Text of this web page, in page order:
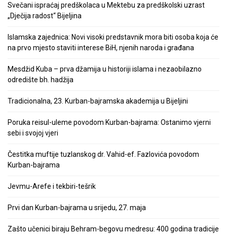
Svečani ispraćaj predškolaca u Mektebu za predškolski uzrast
„Dječija radost“ Bijeljina
Islamska zajednica: Novi visoki predstavnik mora biti osoba koja će
na prvo mjesto staviti interese BiH, njenih naroda i građana
Mesdžid Kuba – prva džamija u historiji islama i nezaobilazno
odredište bh. hadžija
Tradicionalna, 23. Kurban-bajramska akademija u Bijeljini
Poruka reisul-uleme povodom Kurban-bajrama: Ostanimo vjerni
sebi i svojoj vjeri
Čestitka muftije tuzlanskog dr. Vahid-ef. Fazlovića povodom
Kurban-bajrama
Jevmu-Arefe i tekbiri-tešrik
Prvi dan Kurban-bajrama u srijedu, 27. maja
Zašto učenici biraju Behram-begovu medresu: 400 godina tradicije